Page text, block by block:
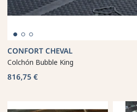
CONFORT CHEVAL
Colchón Bubble King
816,75 €